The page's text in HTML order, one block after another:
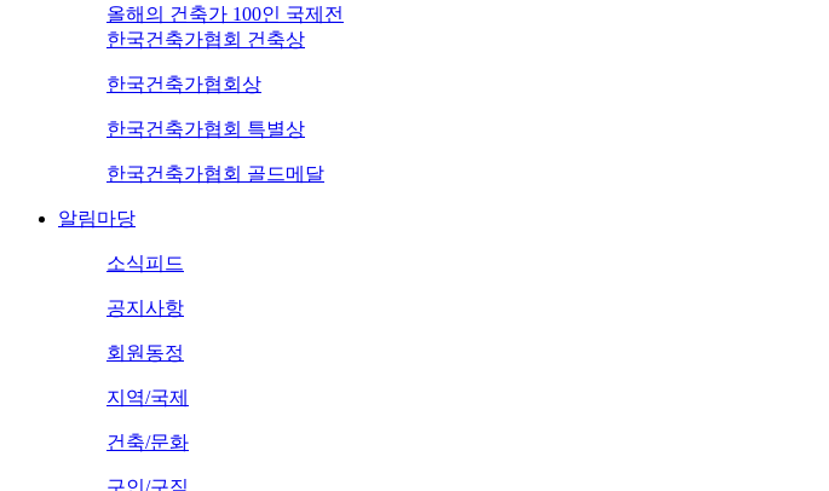
올해의 건축가 100인 국제전
한국건축가협회 건축상
한국건축가협회상
한국건축가협회 특별상
한국건축가협회 골드메달
알림마당
소식피드
공지사항
회원동정
지역/국제
건축/문화
구인/구직